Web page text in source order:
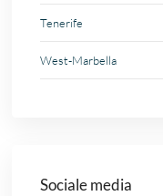
Tenerife
West-Marbella
Sociale media